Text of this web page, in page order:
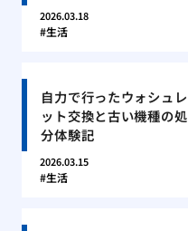
2026.03.18
生活
自力で行ったウォシュレ
ット交換と古い機種の処
分体験記
2026.03.15
生活